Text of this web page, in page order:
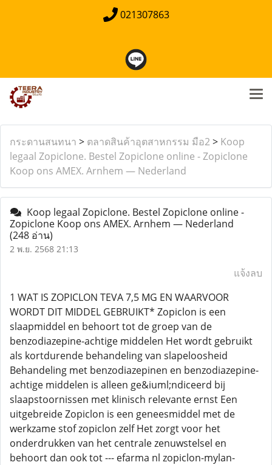
021307863
กระดานสนทนา > ตลาดสินค้าอุตสาหกรรม มือ2> Koop
legaal Zopiclone. Bestel Zopiclone online - Zopiclone
Koop ons AMEX. Arnhem — Nederland
Koop legaal Zopiclone. Bestel Zopiclone online -
Zopiclone Koop ons AMEX. Arnhem — Nederland
(248 อ่าน)
2 พ.ย. 2568 21:13
แจ้งลบ
1 WAT IS ZOPICLON TEVA 7,5 MG EN WAARVOOR
WORDT DIT MIDDEL GEBRUIKT* Zopiclon is een
slaapmiddel en behoort tot de groep van de
benzodiazepine-achtige middelen Het wordt gebruikt
als kortdurende behandeling van slapeloosheid
Behandeling met benzodiazepinen en benzodiazepine-
achtige middelen is alleen ge&iuml;ndiceerd bij
slaapstoornissen met klinisch relevante ernst Een
uitgebreide Zopiclon is een geneesmiddel met de
werkzame stof zopiclon zelf Het zorgt voor het
onderdrukken van het centrale zenuwstelsel en
behoort dan ook tot --- efarma nl zopiclon-mylan-